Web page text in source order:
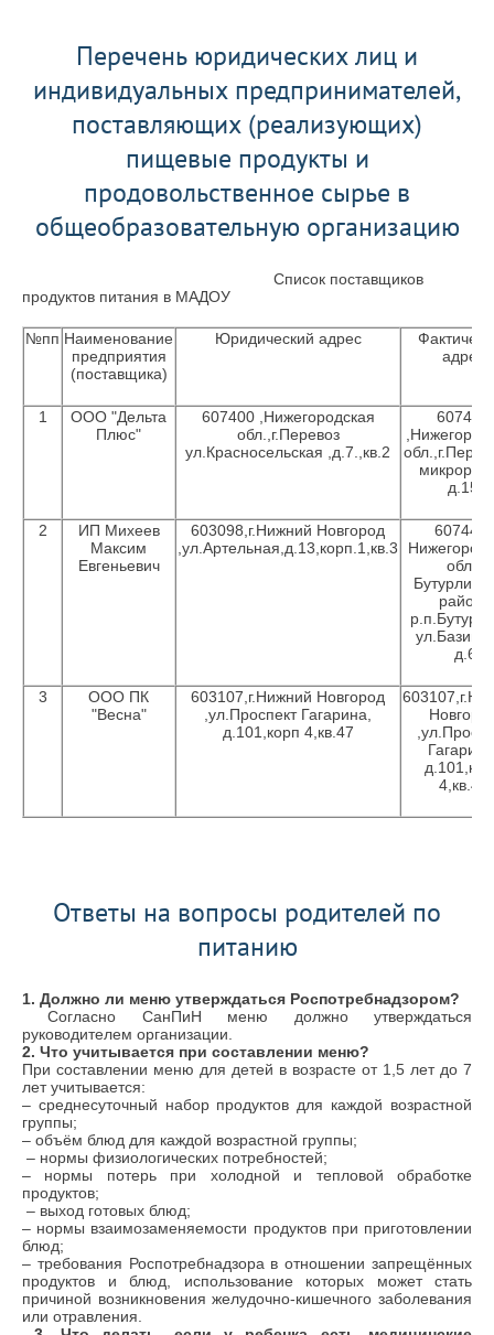
Перечень юридических лиц и
индивидуальных предпринимателей,
поставляющих (реализующих)
пищевые продукты и
продовольственное сырье в
общеобразовательную организацию
Список поставщиков
продуктов питания в МАДОУ
№пп Наименование
предприятия
(поставщика)
Юридический адрес
адрес
1
ООО "Дельта
Плюс"
607400 ,Нижегородская
обл.,г.Перевоз
ул.Красносельская ,д.7.,кв.2
607400
д.15
2
ИП Михеев
Максим
Евгеньевич
603098,г.Нижний Новгород
,ул.Артельная,д.13,корп.1,кв.3
607440,
обл.,
район,
д.6
3
ООО ПК
"Весна"
603107,г.Нижний Новгород
,ул.Проспект Гагарина,
д.101,корп 4,кв.47
4,кв.47
Ответы на вопросы родителей по
питанию
1. Должно ли меню утверждаться Роспотребнадзором?
Согласно СанПиН меню должно утверждаться
руководителем организации
2. Что учитывается при составлении меню?
При составлении меню для детей в возрасте от 1,5 лет до 7
лет учитывается:
– среднесуточный набор продуктов для каждой возрастной
группы;
– объём блюд для каждой возрастной группы;
– нормы физиологических потребностей;
– нормы потерь при холодной и тепловой обработке
продуктов;
– выход готовых блюд;
– нормы взаимозаменяемости продуктов при приготовлении
блюд;
– требования Роспотребнадзора в отношении запрещённых
продуктов и блюд, использование которых может стать
причиной возникновения желудочно-кишечного заболевания
или отравления.